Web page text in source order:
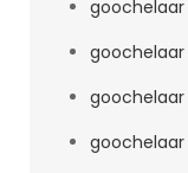
goochelaar
goochelaar
goochelaar